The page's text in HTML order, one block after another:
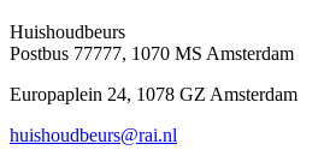
Huishoudbeurs
Postbus 77777, 1070 MS Amsterdam
Europaplein 24, 1078 GZ Amsterdam
huishoudbeurs@rai.nl